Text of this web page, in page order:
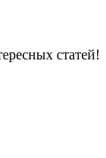
статей!